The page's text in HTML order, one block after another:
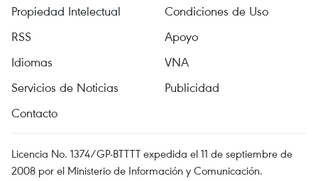
Propiedad Intelectual
Condiciones de Uso
RSS
Apoyo
Idiomas
VNA
Servicios de Noticias
Publicidad
Contacto
Licencia No. 1374/GP-BTTTT expedida el 11 de septiembre de
2008 por el Ministerio de Información y Comunicación.